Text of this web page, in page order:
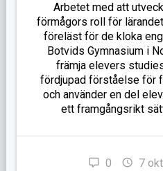
Arbetet med att
förmågors roll för
föreläst för de kloka
Botvids Gymnasium i
främja elevers
fördjupad förståelse för
och använder en del
ett framgångsrikt
0 7